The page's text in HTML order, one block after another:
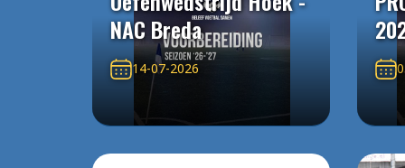
NAC Breda
14-07-2026